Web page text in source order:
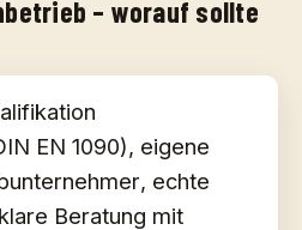
– worauf sollte
EN 1090), eigene
, echte
Beratung mit